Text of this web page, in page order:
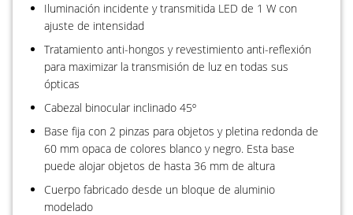
Iluminación incidente y transmitida LED de 1 W con
ajuste de intensidad
Tratamiento anti-hongos y revestimiento anti-reflexión
para maximizar la transmisión de luz en todas sus
ópticas
Cabezal binocular inclinado 45º
Base fija con 2 pinzas para objetos y pletina redonda de
60 mm opaca de colores blanco y negro. Esta base
puede alojar objetos de hasta 36 mm de altura
Cuerpo fabricado desde un bloque de aluminio
modelado